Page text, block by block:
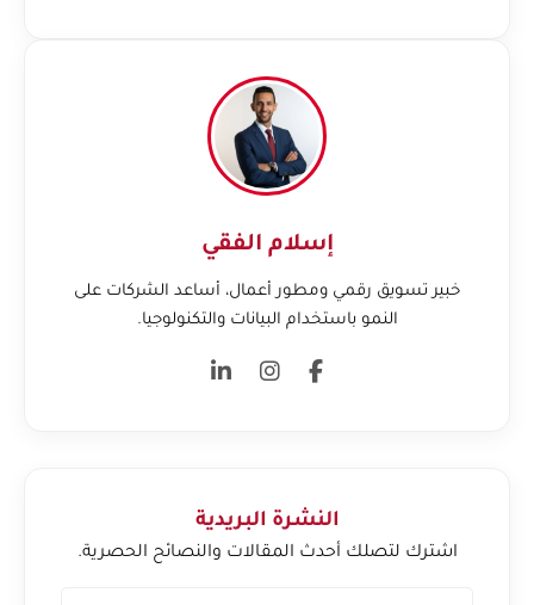
إسلام الفقي
خبير تسويق رقمي ومطور أعمال، أساعد الشركات على
النمو باستخدام البيانات والتكنولوجيا.
النشرة البريدية
اشترك لتصلك أحدث المقالات والنصائح الحصرية.